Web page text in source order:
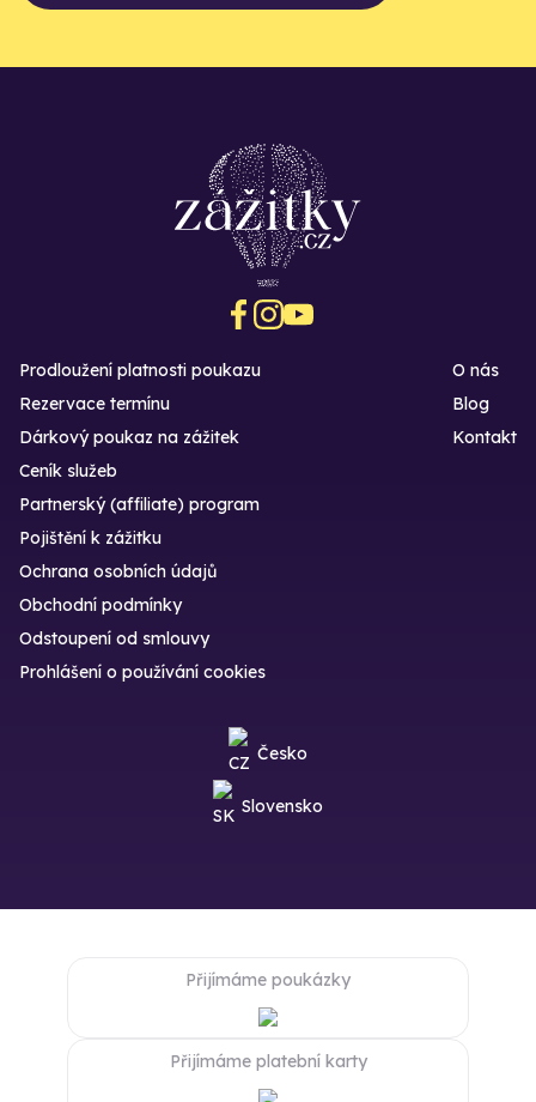
Prodloužení platnosti poukazu
Rezervace termínu
Dárkový poukaz na zážitek
O nás
Blog
Kontakt
Ceník služeb
Partnerský (affiliate) program
Pojištění k zážitku
Ochrana osobních údajů
Obchodní podmínky
Odstoupení od smlouvy
Prohlášení o používání cookies
Česko
Slovensko
Přijímáme poukázky
Přijímáme platební karty